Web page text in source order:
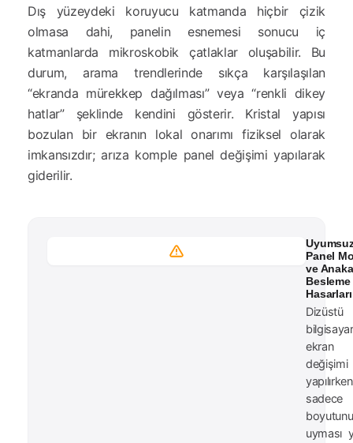
Dış yüzeydeki koruyucu katmanda hiçbir çizik
olmasa dahi, panelin esnemesi sonucu iç
katmanlarda mikroskobik çatlaklar oluşabilir. Bu
durum, arama trendlerinde sıkça karşılaşılan
“ekranda mürekkep dağılması” veya “renkli dikey
hatlar” şeklinde kendini gösterir. Kristal yapısı
bozulan bir ekranın lokal onarımı fiziksel olarak
imkansızdır; arıza komple panel değişimi yapılarak
giderilir.
Panel
ve
Besleme
Hasarları
Dizüstü
ekran
değişimi
yapılırken
uyması